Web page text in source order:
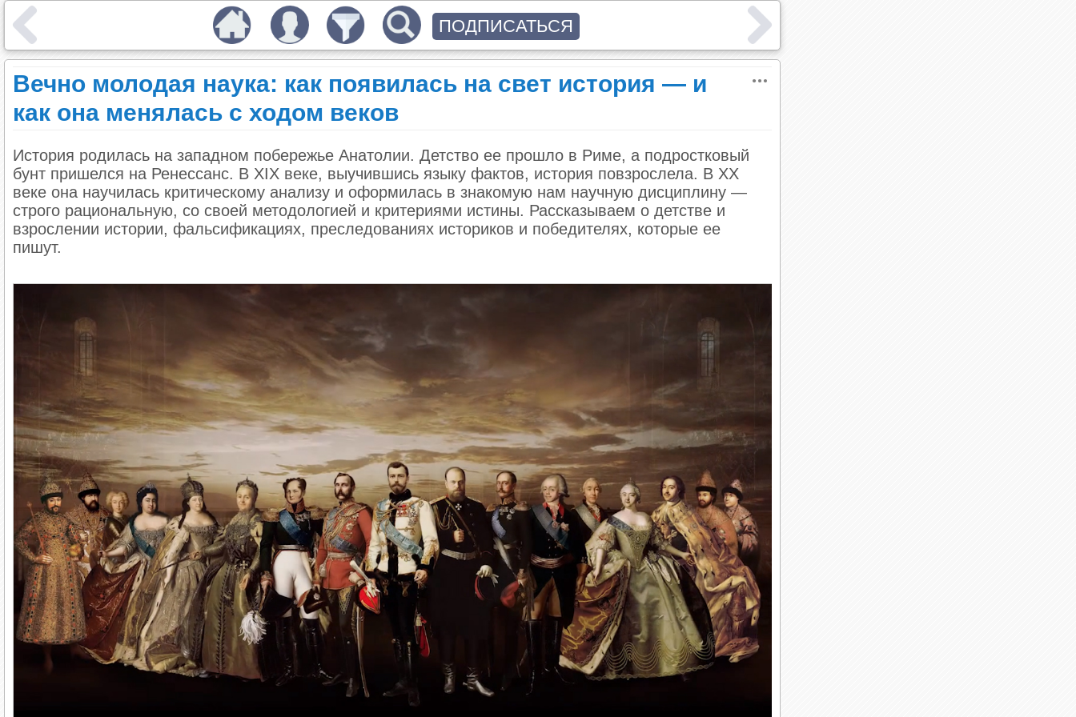
Вечно молодая наука: как появилась на свет история — и
как она менялась с ходом веков
История родилась на западном побережье Анатолии. Детство ее прошло в Риме, а подростковый
бунт пришелся на Ренессанс. В XIX веке, выучившись языку фактов, история повзрослела. В XX
веке она научилась критическому анализу и оформилась в знакомую нам научную дисциплину —
строго рациональную, со своей методологией и критериями истины. Рассказываем о детстве и
взрослении истории, фальсификациях, преследованиях историков и победителях, которые ее
пишут.
ПОДПИСАТЬСЯ